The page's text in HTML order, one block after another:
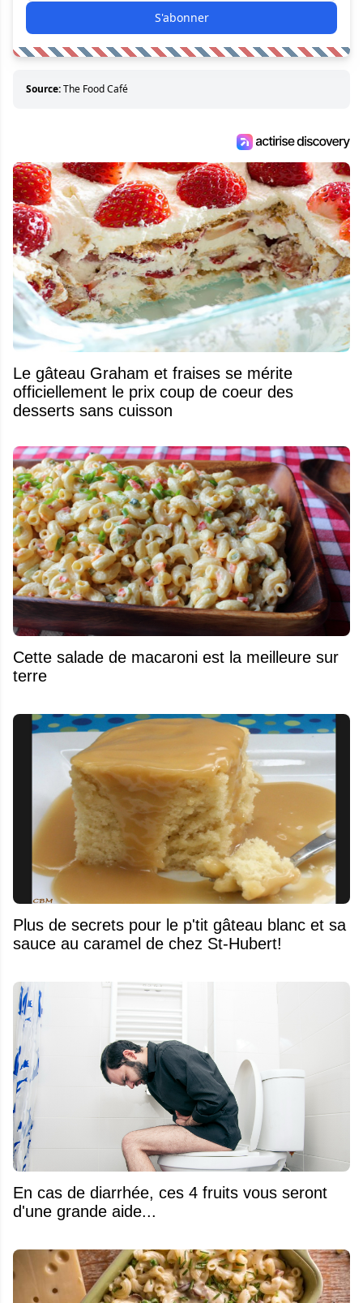
S'abonner
Source:The Food Café
Le gâteau Graham et fraises se mérite
officiellement le prix coup de coeur des
desserts sans cuisson
Cette salade de macaroni est la meilleure sur
terre
Plus de secrets pour le p'tit gâteau blanc et sa
sauce au caramel de chez St-Hubert!
En cas de diarrhée, ces 4 fruits vous seront
d'une grande aide...